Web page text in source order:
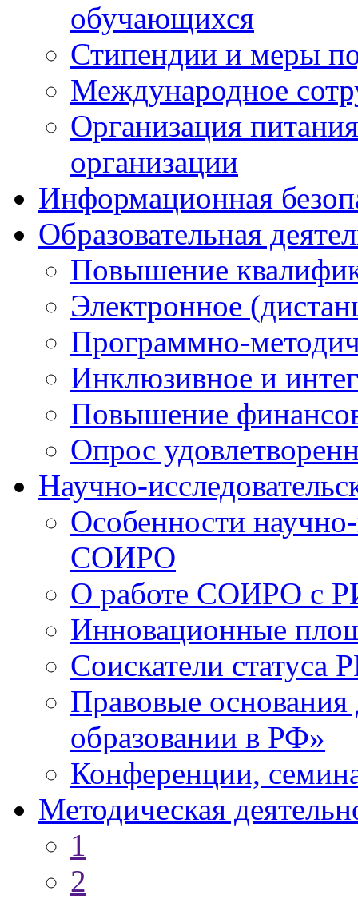
обучающихся
Стипендии и меры
Международное
Организация
организации
Информационная
Образовательная
Повышение
Электронное
Программно-
Инклюзивное и
Повышение
Опрос
Научно-
Особенности
СОИРО
О работе СОИРО с
Инновационные
Соискатели статуса
Правовые
образовании в РФ»
Конференции,
Методическая
1
2